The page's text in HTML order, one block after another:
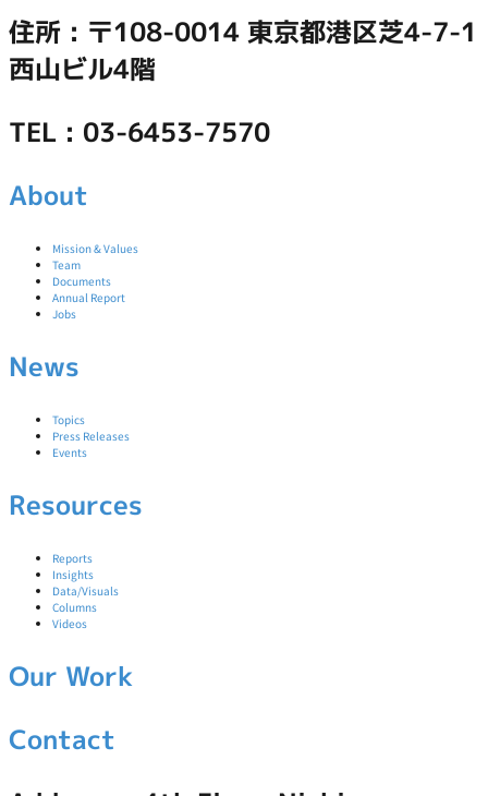
住所 : 〒108-0014 東京都港区芝4-7-1
西山ビル4階
TEL : 03-6453-7570
About
Mission & Values
Team
Documents
Annual Report
Jobs
News
Topics
Press Releases
Events
Resources
Reports
Insights
Data/Visuals
Columns
Videos
Our Work
Contact